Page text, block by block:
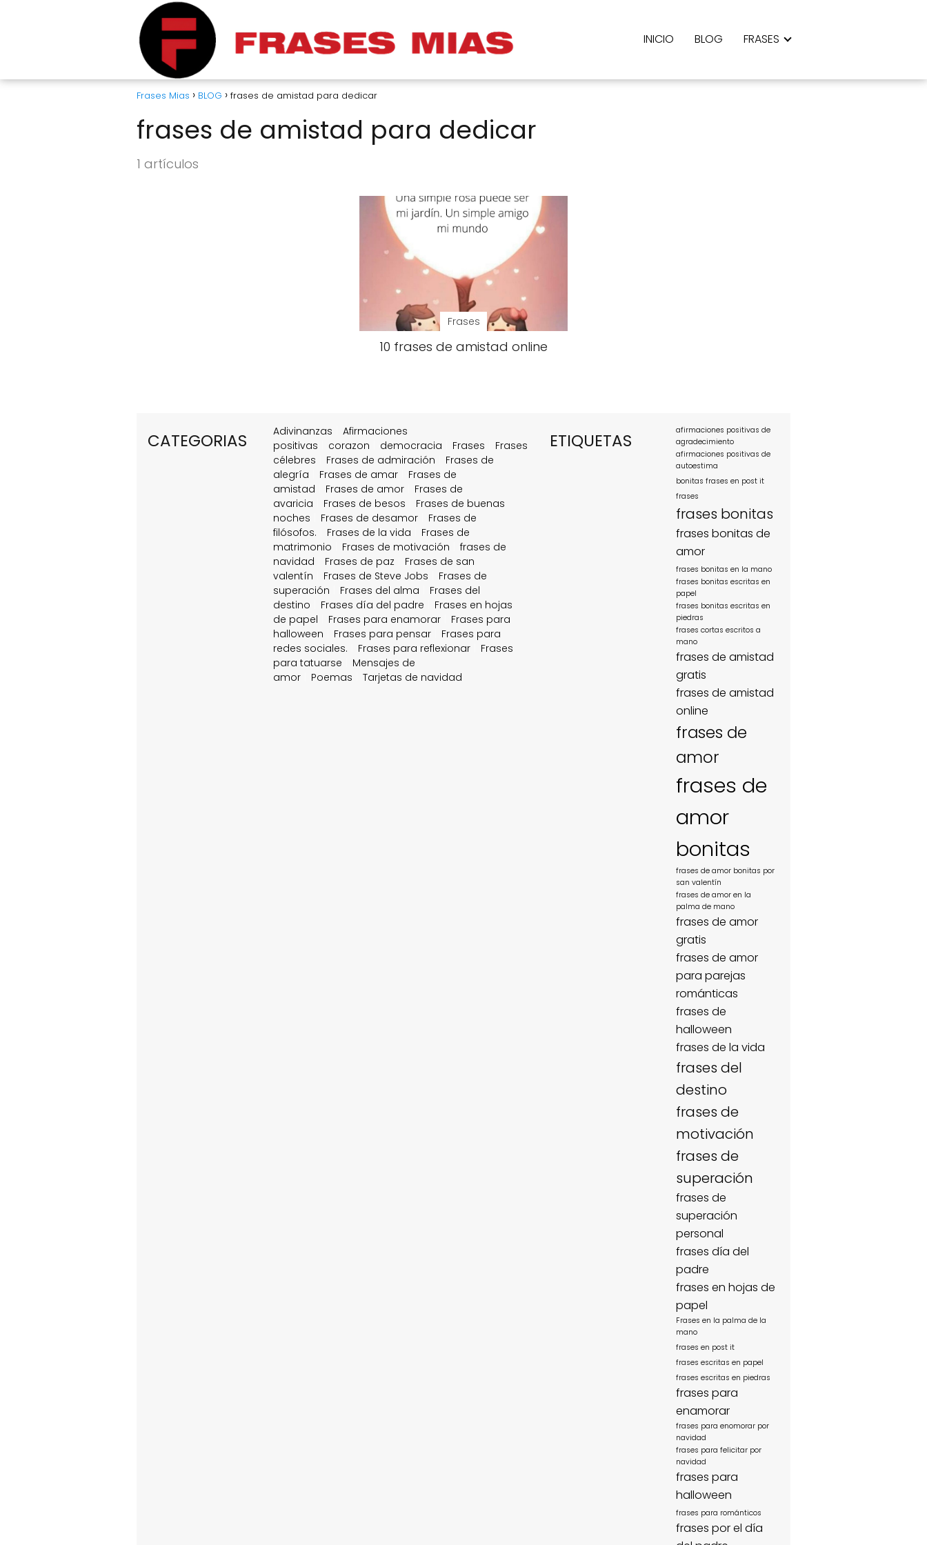
INICIO BLOG FRASES
Frases Mias BLOG frases de amistad para dedicar
frases de amistad para dedicar
1 artículos
Frases
10 frases de amistad online
CATEGORIAS Adivinanzas
Afirmaciones
positivas
corazon democracia Frases
Frases
célebres
Frases de admiración
Frases de
alegría
Frases de amar
Frases de
amistad
Frases de amor
Frases de
avaricia
Frases de besos
Frases de buenas
noches
Frases de desamor
Frases de
filósofos.
Frases de la vida
Frases de
matrimonio
Frases de motivación
frases de
navidad
Frases de paz
Frases de san
valentín
Frases de Steve Jobs
Frases de
superación
Frases del alma
Frases del
destino
Frases día del padre
Frases en hojas
de papel
Frases para enamorar
Frases para
halloween
Frases para pensar
Frases para
redes sociales.
Frases para reflexionar
Frases
para tatuarse
Mensajes de
amor
Poemas Tarjetas de navidad
ETIQUETAS
afirmaciones positivas de
agradecimiento
afirmaciones positivas de
autoestima
bonitas frases en post it
frases
frases bonitas
frases bonitas de
amor
frases bonitas en la mano
frases bonitas escritas en
papel
frases bonitas escritas en
piedras
frases cortas escritos a
mano
frases de amistad
gratis
frases de amistad
online
frases de
amor
frases de
amor
bonitas
frases de amor bonitas por
san valentín
frases de amor en la
palma de mano
frases de amor
gratis
frases de amor
para parejas
románticas
frases de
halloween
frases de la vida
frases del
destino
frases de
motivación
frases de
superación
frases de
superación
personal
frases día del
padre
frases en hojas de
papel
Frases en la palma de la
mano
frases en post it
frases escritas en papel
frases escritas en piedras
frases para
enamorar
frases para enomorar por
navidad
frases para felicitar por
navidad
frases para
halloween
frases para románticos
frases por el día